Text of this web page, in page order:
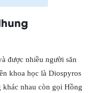
được nhiều người săn
khoa học là Diospyros
khác nhau còn gọi Hồng